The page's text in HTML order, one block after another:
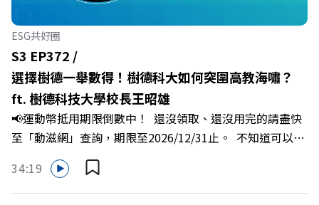
突，學會用「好奇」代替「批判」。即使在變動快速的AI時
代，也能幫自己打造不被成敗輕易定義的強韌自我。 🔺 職
場衝突與霸凌從何而來？🔺 如何用「冰山對話」看穿主管
焦慮，將對立化為合作？🔺 怎麼做到「好奇少一點、批判
少一點」？🔺 面對AI時代的職涯焦慮，如何把自我價值打
分權拿回手裡？ +++++📓《透視職場冰山》新書介紹
>>>https://bookzone.cwgv.com.tw/book/BWL108🎂歡
慶遠見40歲生日！手速搶下破天荒的獨家優惠
>>>https://gvmkt.pse.is/9e5pbz✨關注《遠見》更多的社
群：LINE：https://reurl.cc/A4ELQpIG：
ESG共好圈
S3 EP372 /
選擇樹德一舉數得！樹德科大如何突圍高教海嘯？
ft. 樹德科技大學校長王昭雄
📢運動幣抵用期限倒數中！ 還沒領取、還沒用完的請盡快
至「動滋網」查詢，期限至2026/12/31止。 不知道可以在
哪裡使用嗎？ 上「動滋網」【合作店家】專區，全台五千
多家合作業者任你選，馬上來找適用地點！ ➡️
https://fstry.pse.is/9epct2 —— 以上為 FMTaiwan 與
34:19